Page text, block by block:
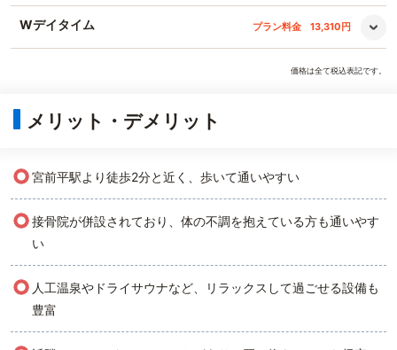
Wデイタイム プラン料金 13,310円
価格は全て税込表記です。
メリット・デメリット
○宮前平駅より徒歩2分と近く、歩いて通いやすい
○接骨院が併設されており、体の不調を抱えている方も通いやす
い
○ 人工温泉やドライサウナなど、リラックスして過ごせる設備も
豊富